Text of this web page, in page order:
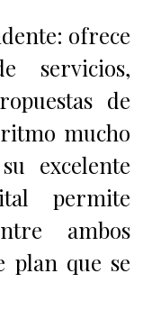
ofrece
servicios,
de
mucho
excelente
permite
ambos
plan que se